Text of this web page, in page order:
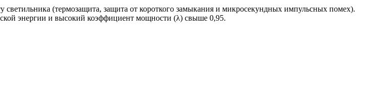
светильника (термозащита, защита от короткого замыкания и микросекундных импульсных помех).
энергии и высокий коэффициент мощности (λ) свыше 0,95.